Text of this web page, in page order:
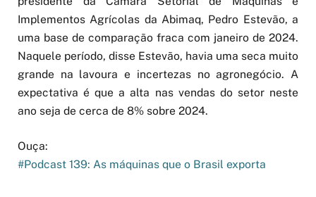
Implementos Agrícolas da Abimaq, Pedro Estevão, a
uma base de comparação fraca com janeiro de 2024.
Naquele período, disse Estevão, havia uma seca muito
grande na lavoura e incertezas no agronegócio. A
expectativa é que a alta nas vendas do setor neste
ano seja de cerca de 8% sobre 2024.
Ouça:
#Podcast 139: As máquinas que o Brasil exporta